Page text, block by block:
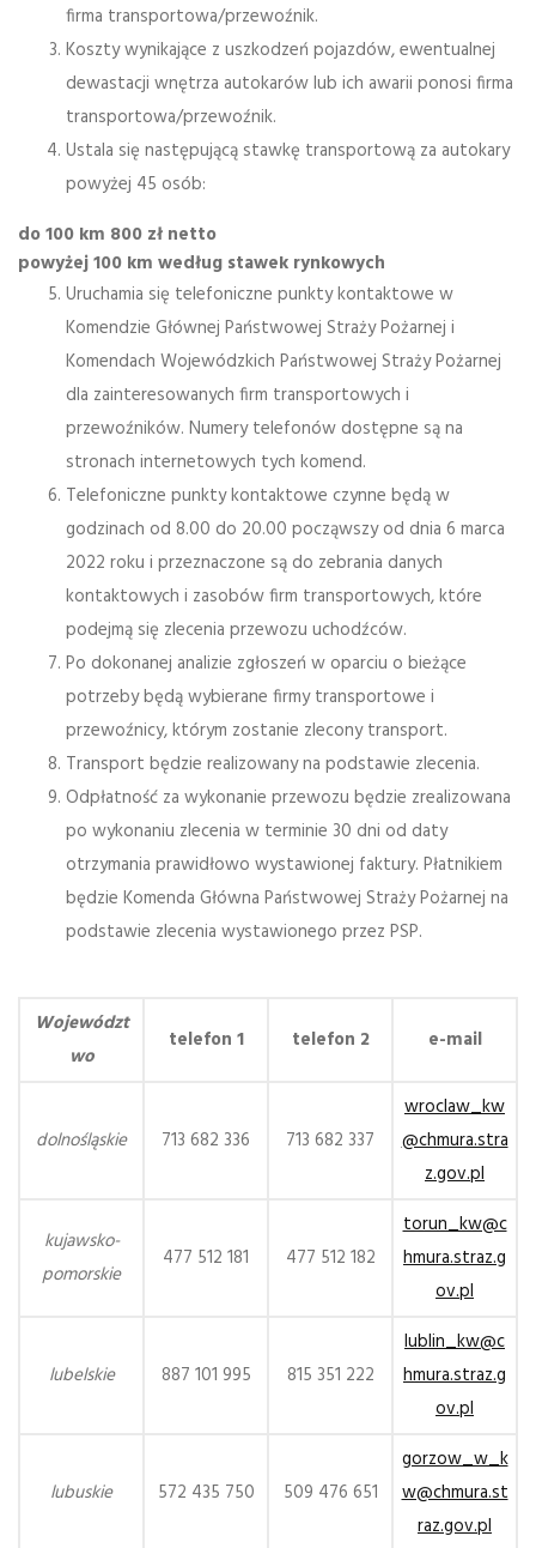
firma transportowa/przewoźnik.
Koszty wynikające z uszkodzeń pojazdów, ewentualnej
dewastacji wnętrza autokarów lub ich awarii ponosi firma
transportowa/przewoźnik.
Ustala się następującą stawkę transportową za autokary
powyżej 45 osób:
do 100 km 800 zł netto
powyżej 100 km według stawek rynkowych
Uruchamia się telefoniczne punkty kontaktowe w
Komendzie Głównej Państwowej Straży Pożarnej i
Komendach Wojewódzkich Państwowej Straży Pożarnej
dla zainteresowanych firm transportowych i
przewoźników. Numery telefonów dostępne są na
stronach internetowych tych komend.
Telefoniczne punkty kontaktowe czynne będą w
godzinach od 8.00 do 20.00 począwszy od dnia 6 marca
2022 roku i przeznaczone są do zebrania danych
kontaktowych i zasobów firm transportowych, które
podejmą się zlecenia przewozu uchodźców.
Po dokonanej analizie zgłoszeń w oparciu o bieżące
potrzeby będą wybierane firmy transportowe i
przewoźnicy, którym zostanie zlecony transport.
Transport będzie realizowany na podstawie zlecenia.
Odpłatność za wykonanie przewozu będzie zrealizowana
po wykonaniu zlecenia w terminie 30 dni od daty
otrzymania prawidłowo wystawionej faktury. Płatnikiem
będzie Komenda Główna Państwowej Straży Pożarnej na
podstawie zlecenia wystawionego przez PSP.
Województ
wo
telefon 1 telefon 2 e-mail
dolnośląskie 713 682 336 713 682 337
wroclaw_kw
@chmura.stra
z.gov.pl
kujawsko-
pomorskie
477 512 181 477 512 182
torun_kw@c
hmura.straz.g
ov.pl
lubelskie 887 101 995 815 351 222
lublin_kw@c
hmura.straz.g
ov.pl
lubuskie 572 435 750 509 476 651
gorzow_w_k
w@chmura.st
raz.gov.pl